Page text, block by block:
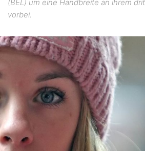
(BEL) um eine Handbreite an ihrem
vorbei.